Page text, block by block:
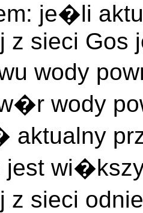
je�li
z sieci Gos
wody
wody
jest
z sieci